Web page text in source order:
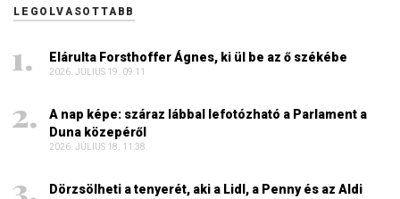
LEGOLVASOTTABB
Elárulta Forsthoffer Ágnes, ki ül be az ő székébe
2026. JÚLIUS 19. 09:11
A nap képe: száraz lábbal lefotózható a Parlament a
Duna közepéről
2026. JÚLIUS 18. 11:38
Dörzsölheti a tenyerét, aki a Lidl, a Penny és az Aldi